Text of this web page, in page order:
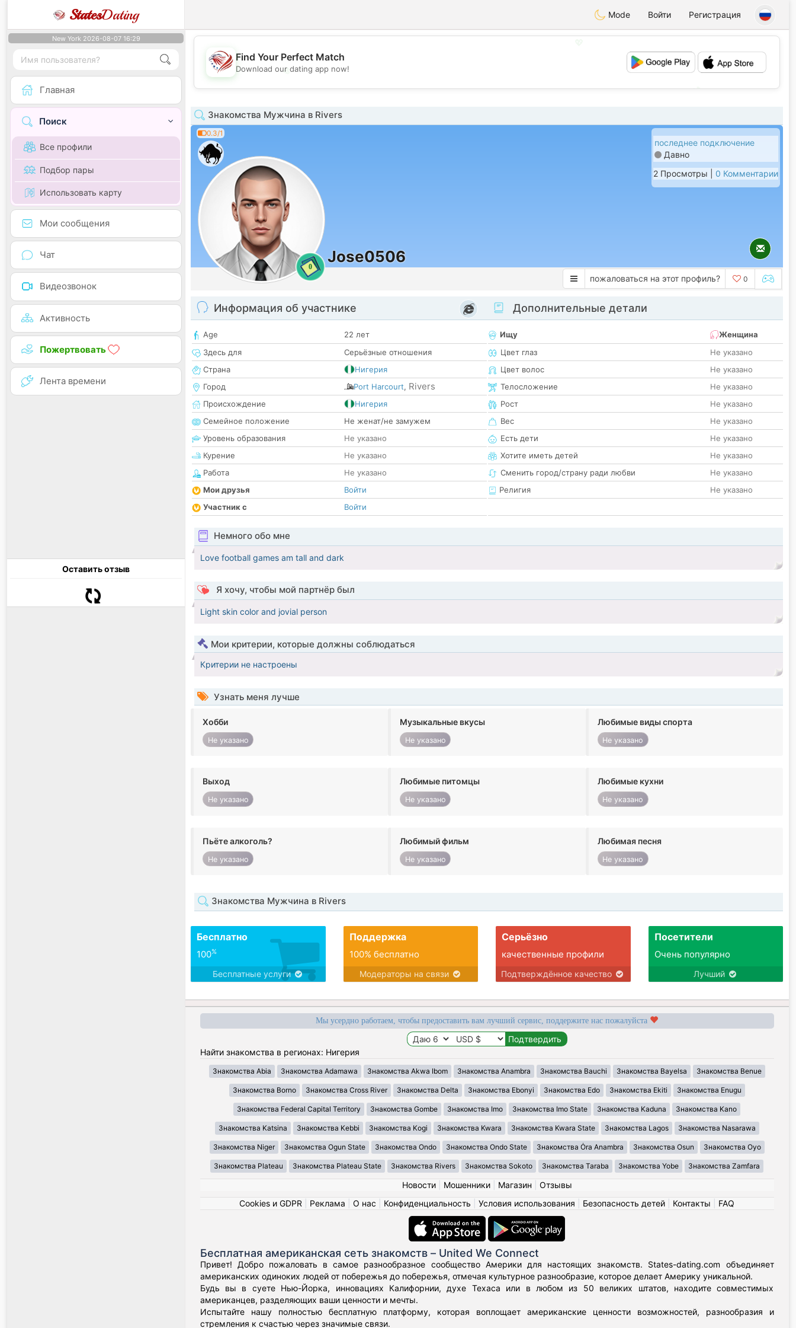
StatesDating Mode Войти Регистрация
New York 2026-08-07 16:29
Главная
Поиск
Все профили
Подбор пары
Использовать карту
Мои сообщения
Чат
Видеозвонок
Активность
Пожертвовать
Лента времени
Оставить отзыв
💖
💕
Find Your Perfect Match
Download our dating app now!
Знакомства Мужчина в Rivers
0.3/1
0
Jose0506
последнее подключение
Давно
2 Просмотры | 0 Комментарии
пожаловаться на этот профиль? 0
Информация об участнике
Age
22 лет
Здесь для
Серьёзные отношения
Страна
Нигерия
Город
Port Harcourt, Rivers
Происхождение
Нигерия
Семейное положение
Не женат/не замужем
Уровень образования
Не указано
Курение
Не указано
Работа
Не указано
Мои друзья
Войти
Участник с
Войти
Дополнительные детали
Ищу
Женщина
Цвет глаз
Не указано
Цвет волос
Не указано
Телосложение
Не указано
Рост
Не указано
Вес
Не указано
Есть дети
Не указано
Хотите иметь детей
Не указано
Сменить город/страну ради любви
Не указано
Религия
Не указано
Немного обо мне
Love football games am tall and dark
Я хочу, чтобы мой партнёр был
Light skin color and jovial person
Мои критерии, которые должны соблюдаться
Критерии не настроены
Узнать меня лучше
Хобби
Не указано
Музыкальные вкусы
Не указано
Любимые виды спорта
Не указано
Выход
Не указано
Любимые питомцы
Не указано
Любимые кухни
Не указано
Пьёте алкоголь?
Не указано
Любимый фильм
Не указано
Любимая песня
Не указано
Знакомства Мужчина в Rivers
Бесплатно
100%
Бесплатные услуги
Поддержка
100% бесплатно
Модераторы на связи
Серьёзно
качественные профили
Подтверждённое качество
Посетители
Очень популярно
Лучший
Мы усердно работаем, чтобы предоставить вам лучший сервис, поддержите нас пожалуйста
Найти знакомства в регионах: Нигерия
Знакомства Abia Знакомства Adamawa Знакомства Akwa Ibom Знакомства Anambra Знакомства Bauchi Знакомства Bayelsa Знакомства Benue
Знакомства Borno Знакомства Cross River Знакомства Delta Знакомства Ebonyi Знакомства Edo Знакомства Ekiti Знакомства Enugu
Знакомства Federal Capital Territory Знакомства Gombe Знакомства Imo Знакомства Imo State Знакомства Kaduna Знакомства Kano
Знакомства Katsina Знакомства Kebbi Знакомства Kogi Знакомства Kwara Знакомства Kwara State Знакомства Lagos Знакомства Nasarawa
Знакомства Niger Знакомства Ogun State Знакомства Ondo Знакомства Ondo State Знакомства Ȯra Anambra Знакомства Osun Знакомства Oyo
Знакомства Plateau Знакомства Plateau State Знакомства Rivers Знакомства Sokoto Знакомства Taraba Знакомства Yobe Знакомства Zamfara
Новости| Мошенники| Магазин
Отзывы
Cookies и GDPR
Реклама О нас Конфиденциальность Условия использования Безопасность детей Контакты FAQ
Бесплатная американская сеть знакомств – United We Connect
Привет! Добро пожаловать в самое разнообразное сообщество Америки для настоящих знакомств. States-dating.com объединяет
американских одиноких людей от побережья до побережья, отмечая культурное разнообразие, которое делает Америку уникальной.
Будь вы в суете Нью-Йорка, инновациях Калифорнии, духе Техаса или в любом из 50 великих штатов, находите совместимых
американцев, разделяющих ваши ценности и мечты.
Испытайте нашу полностью бесплатную платформу, которая воплощает американские ценности возможностей, разнообразия и
стремления к счастью через значимые связи.